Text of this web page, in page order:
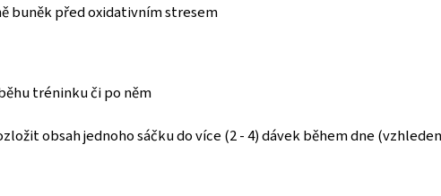
buněk před oxidativním stresem
tréninku či po něm
obsah jednoho sáčku do více (2 - 4) dávek během dne